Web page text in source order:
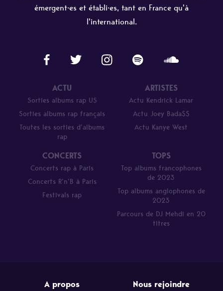
émergent·es et établi·es, tant en France qu'à
l'international.
ACTU
Sorties albums rap US
Sorties albums rap français
Toutes les sorties d’albums
rap
ARTISTES
Actu Kendrick Lamar
Actu Joey Bada$$
Actu Kanye West
CONCERTS
Concerts rap à Paris
Concerts R’n’B à Paris
Festivals rap
TOPS
Top albums francophones
de 2023
Top albums anglophones de
2023
Parcours de DJ Mehdi en 20
titres
A propos Nous rejoindre